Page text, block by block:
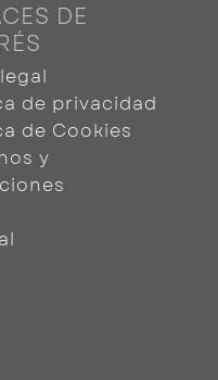
DE
de privacidad
de Cookies
y